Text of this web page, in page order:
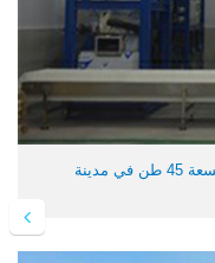
مصنع إنتاج الثلج وأنابيب الثلج الصالح للأكل بسعة 45 طن في مدينة